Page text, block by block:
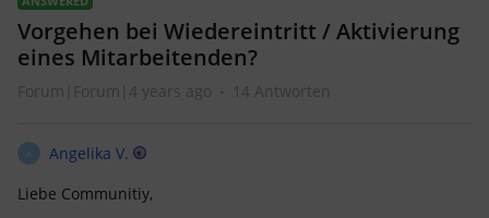
Vorgehen bei Wiedereintritt / Aktivierung
eines Mitarbeitenden?
Forum|Forum|4 years ago 14 Antworten
A
Angelika V.
Liebe Communitiy,